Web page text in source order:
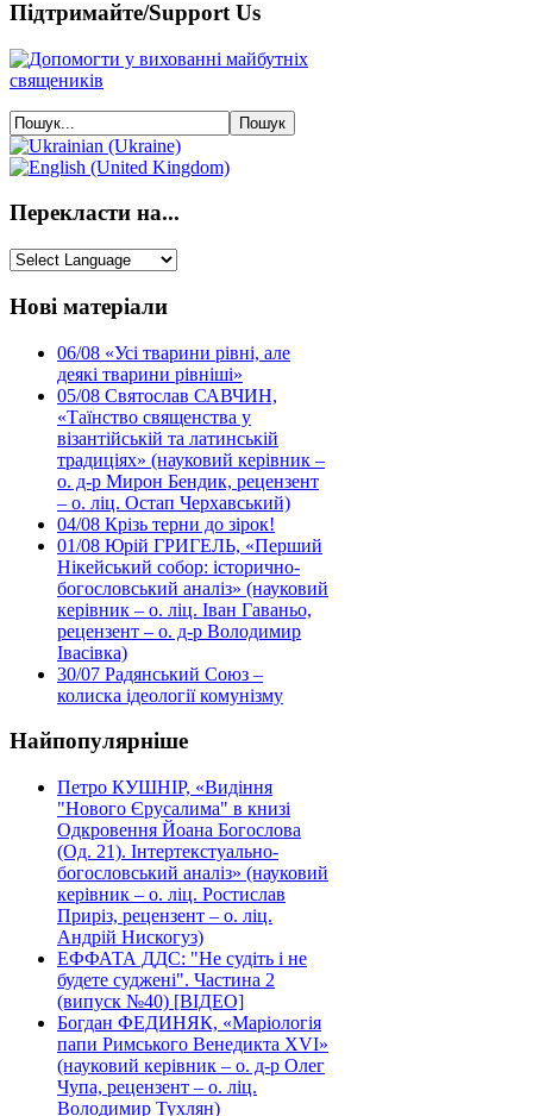
Підтримайте/Support Us
Перекласти на...
Нові матеріали
06/08 «Усі тварини рівні, але
деякі тварини рівніші»
05/08 Святослав САВЧИН,
«Таїнство священства у
візантійській та латинській
традиціях» (науковий керівник –
о. д-р Мирон Бендик, рецензент
– о. ліц. Остап Черхавський)
04/08 Крізь терни до зірок!
01/08 Юрій ГРИГЕЛЬ, «Перший
Нікейський собор: історично-
богословський аналіз» (науковий
керівник – о. ліц. Іван Гаваньо,
рецензент – о. д-р Володимир
Івасівка)
30/07 Радянський Союз –
колиска ідеології комунізму
Найпопулярніше
Петро КУШНІР, «Видіння
"Нового Єрусалима" в книзі
Одкровення Йоана Богослова
(Од. 21). Інтертекстуально-
богословський аналіз» (науковий
керівник – о. ліц. Ростислав
Приріз, рецензент – о. ліц.
Андрій Нискогуз)
ЕФФАТА ДДС: "Не судіть і не
будете суджені". Частина 2
(випуск №40) [ВІДЕО]
Богдан ФЕДИНЯК, «Маріологія
папи Римського Венедикта XVI»
(науковий керівник – о. д-р Олег
Чупа, рецензент – о. ліц.
Володимир Тухлян)